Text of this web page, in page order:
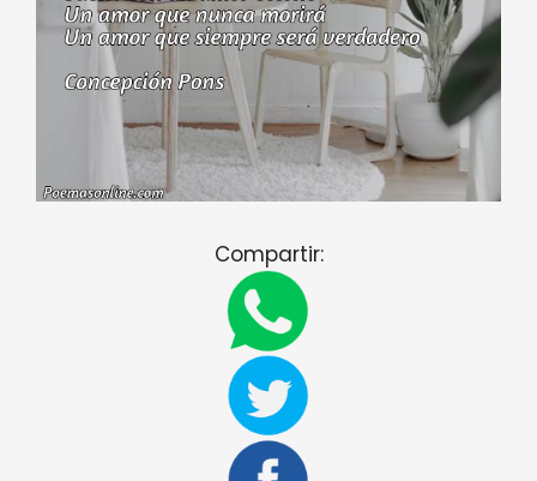
Compartir: